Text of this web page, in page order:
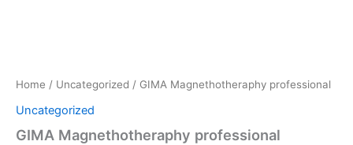
Home / Uncategorized / GIMA Magnethotheraphy professional
Uncategorized
GIMA Magnethotheraphy professional